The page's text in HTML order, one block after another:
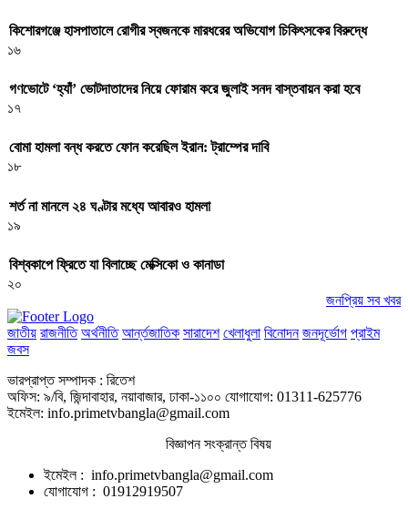
কিশোরগঞ্জে হাসপাতালে রোগীর স্বজনকে মারধরের অভিযোগ চিকিৎসকের বিরুদ্ধে
১৬
গণভোটে ‘হ্যাঁ’ ভোটদাতাদের নিয়ে ফোরাম করে জুলাই সনদ বাস্তবায়ন করা হবে
১৭
বোমা হামলা বন্ধ করতে ফোন করেছিল ইরান: ট্রাম্পের দাবি
১৮
শর্ত না মানলে ২৪ ঘণ্টার মধ্যে আবারও হামলা
১৯
বিশ্বকাপে ফ্রিতে যা বিলাচ্ছে মেক্সিকো ও কানাডা
২০
জনপ্রিয় সব খবর
জাতীয় রাজনীতি অর্থনীতি আর্ন্তজাতিক সারাদেশ খেলাধুলা বিনোদন জনদূর্ভোগ প্রাইম
জবস
ভারপ্রাপ্ত সম্পাদক : রিতেশ
অফিস: ৯/বি, জিন্দাবাহার, নয়াবাজার, ঢাকা-১১০০ যোগাযোগ: 01311-625776
ইমেইল: info.primetvbangla@gmail.com
বিজ্ঞাপন সংক্রান্ত বিষয়
ইমেইল : info.primetvbangla@gmail.com
যোগাযোগ : 01912919507